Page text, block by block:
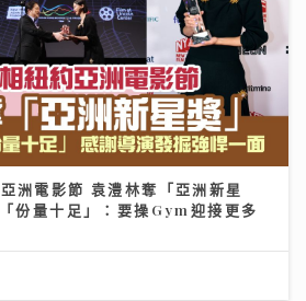
洲電影節 袁澧林奪「亞洲新星
份量十足」：要操Gym迎接更多